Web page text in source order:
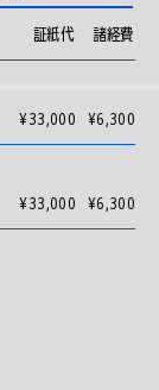
証紙代 ​諸経費
¥33,000 ¥6,300
¥33,000 ¥6,300